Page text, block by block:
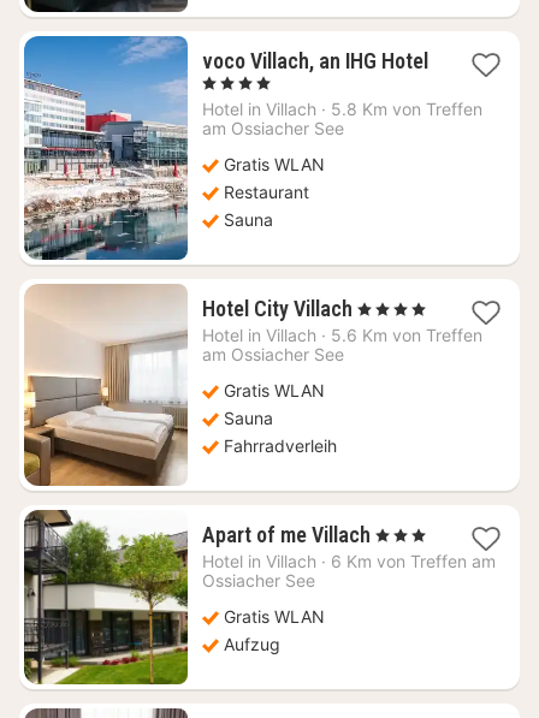
voco Villach, an IHG Hotel
1
Nacht
ab
€
, 4 Sterne
Hotel in Villach · 5.8 Km von Treffen
am Ossiacher See
Gratis WLAN
Restaurant
Sauna
Hotel City Villach 1
Nacht
, 4 Sterne
Hotel in Villach · 5.6 Km von Treffen
am Ossiacher See
Gratis WLAN
Sauna
Fahrradverleih
Apart of me Villach 1
Nacht
, 3 Sterne
Hotel in Villach · 6 Km von Treffen am
Ossiacher See
Gratis WLAN
Aufzug